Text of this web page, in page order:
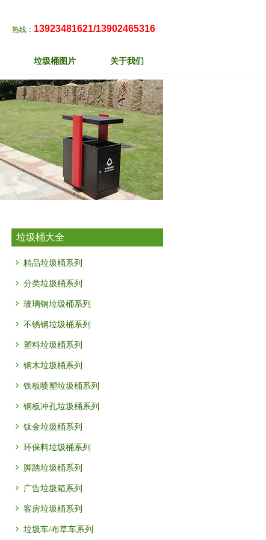
热线： 13923481621/13902465316
垃圾桶图片 关于我们
垃圾桶大全
精品垃圾桶系列
分类垃圾桶系列
玻璃钢垃圾桶系列
不锈钢垃圾桶系列
塑料垃圾桶系列
钢木垃圾桶系列
铁板喷塑垃圾桶系列
钢板冲孔垃圾桶系列
钛金垃圾桶系列
环保料垃圾桶系列
脚踏垃圾桶系列
广告垃圾箱系列
客房垃圾桶系列
垃圾车/布草车系列